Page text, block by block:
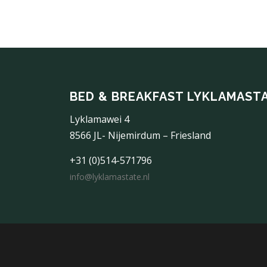
BED & BREAKFAST
Lyklamawei 4
8566 JL- Nijemirdum – Friesland
+31 (0)514-571796
info@lyklamastate.nl